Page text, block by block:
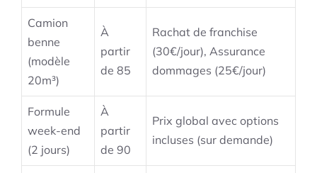
Camion
benne
(modèle
20m³)
À
partir
de 85
Rachat de franchise
(30€/jour), Assurance
dommages (25€/jour)
Formule
week-end
(2 jours)
À
partir
de 90
Prix global avec options
incluses (sur demande)